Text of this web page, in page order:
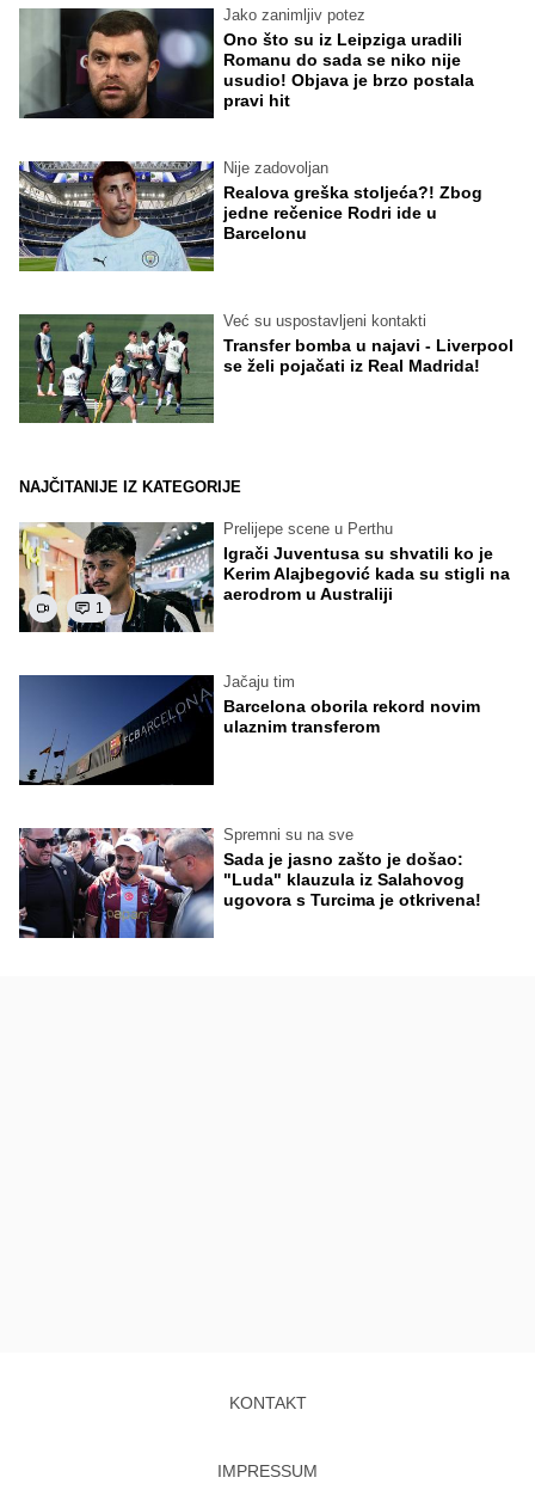
Jako zanimljiv potez
Ono što su iz Leipziga uradili
Romanu do sada se niko nije
usudio! Objava je brzo postala
pravi hit
Nije zadovoljan
Realova greška stoljeća?! Zbog
jedne rečenice Rodri ide u
Barcelonu
Već su uspostavljeni kontakti
Transfer bomba u najavi - Liverpool
se želi pojačati iz Real Madrida!
NAJČITANIJE IZ KATEGORIJE
1
Prelijepe scene u Perthu
Igrači Juventusa su shvatili ko je
Kerim Alajbegović kada su stigli na
aerodrom u Australiji
Jačaju tim
Barcelona oborila rekord novim
ulaznim transferom
Spremni su na sve
Sada je jasno zašto je došao:
"Luda" klauzula iz Salahovog
ugovora s Turcima je otkrivena!
KONTAKT
IMPRESSUM